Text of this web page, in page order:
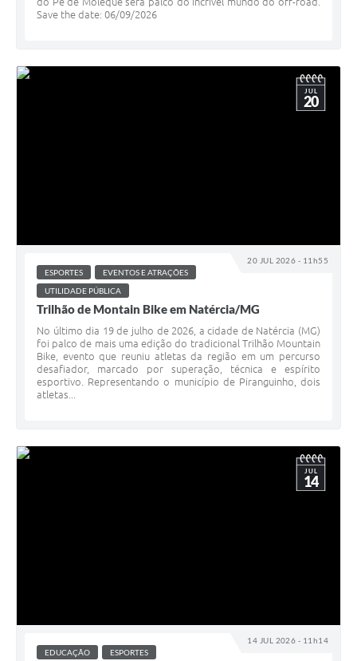
Save the date: 06/09/2026
20 JUL 2026 - 11h55
JUL
20
ESPORTES
EVENTOS E ATRAÇÕES
UTILIDADE PÚBLICA
Trilhão de Montain Bike em Natércia/MG
No último dia 19 de julho de 2026, a cidade de Natércia (MG)
foi palco de mais uma edição do tradicional Trilhão Mountain
Bike, evento que reuniu atletas da região em um percurso
desafiador, marcado por superação, técnica e espírito
esportivo. Representando o município de Piranguinho, dois
atletas...
14 JUL 2026 - 11h14
JUL
14
EDUCAÇÃO
ESPORTES